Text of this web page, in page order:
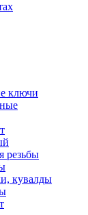
ключи
резьбы
кувалды